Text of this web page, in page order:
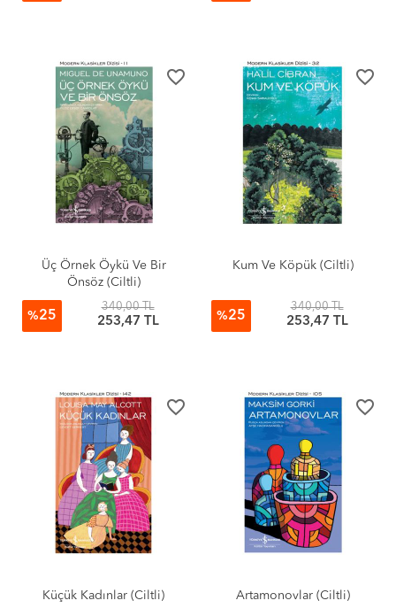
favorite_border
Üç Örnek Öykü Ve Bir
Önsöz (Ciltli)
%25
340,00 TL
253,47 TL
favorite_border
Kum Ve Köpük (Ciltli)
%25
340,00 TL
253,47 TL
favorite_border
Küçük Kadınlar (Ciltli)
favorite_border
Artamonovlar (Ciltli)